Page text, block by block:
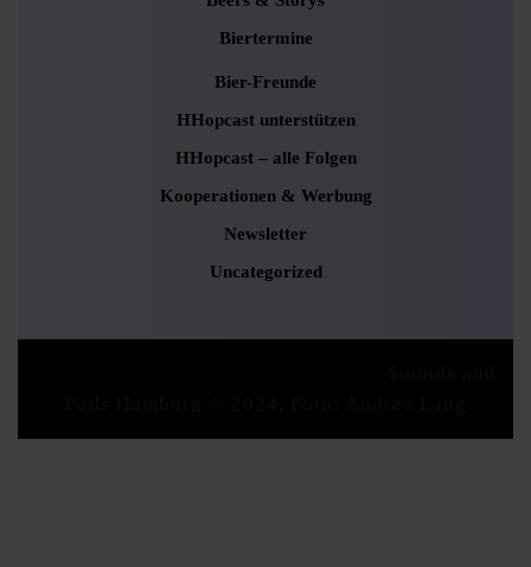
Biertermine
Bier-Freunde
HHopcast unterstützen
HHopcast – alle Folgen
Kooperationen & Werbung
Newsletter
Uncategorized
Scroll